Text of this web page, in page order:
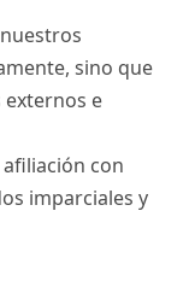
sino que
e
con
imparciales y